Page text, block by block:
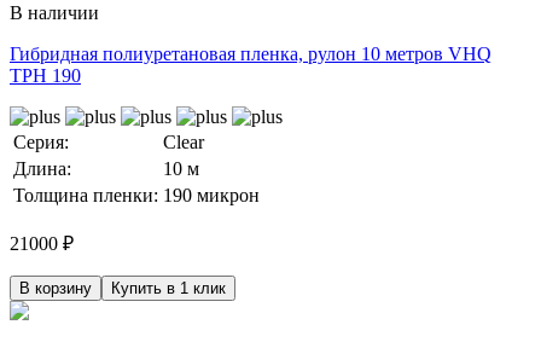
В наличии
Гибридная полиуретановая пленка, рулон 10 метров VHQ
TPH 190
Серия:
Clear
Длина:
10 м
Толщина пленки: 190 микрон
21000 ₽
В корзину Купить в 1 клик